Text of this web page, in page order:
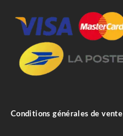
Conditions générales de vente